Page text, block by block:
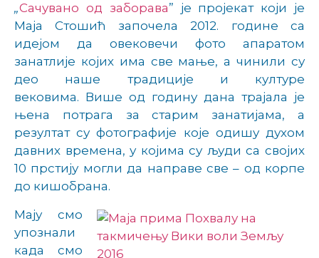
„Сачувано од заборава” је пројекат који је
Маја Стошић започела 2012. године са
идејом да овековечи фото апаратом
занатлије којих има све мање, а чинили су
део наше традиције и културе
вековима. Више од годину дана трајала је
њена потрага за старим занатијама, а
резултат су фотографије које одишу духом
давних времена, у којима су људи са својих
10 прстију могли да направе све – од корпе
до кишобрана.
Мају смо
упознали
када смо